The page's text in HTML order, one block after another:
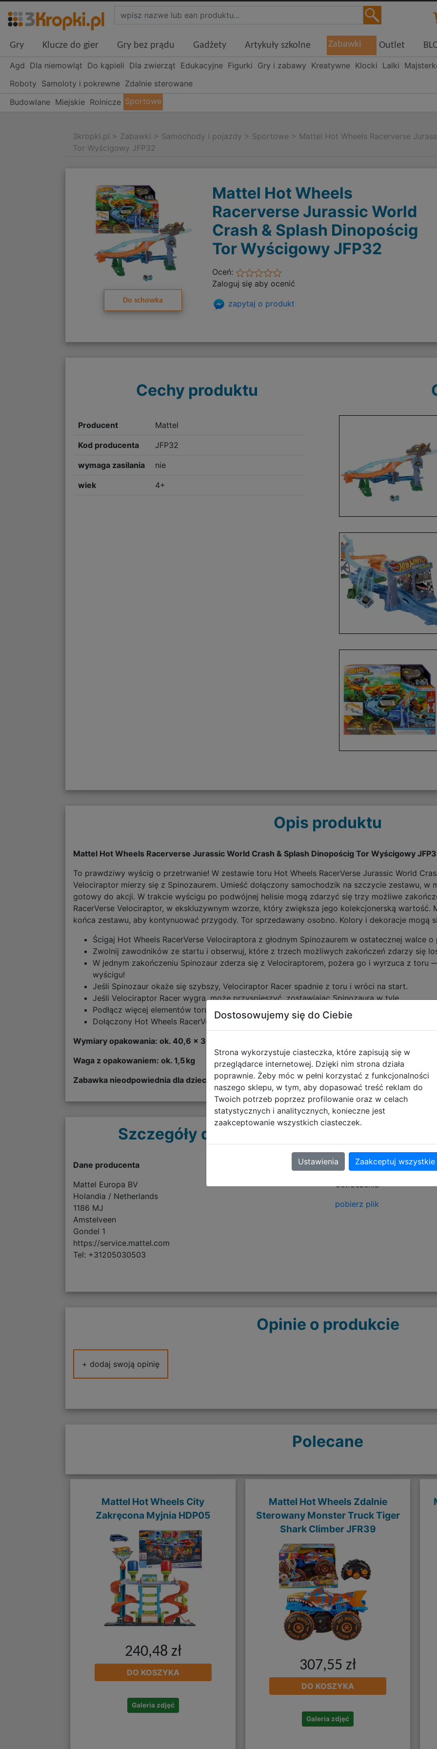
Gry Klucze do gier Gry bez prądu Gadżety Artykuły szkolne Zabawki Outlet
Agd Dla niemowląt Do kąpieli Dla zwierząt Edukacyjne Figurki Gry i zabawy Kreatywne Klocki Lalki
Roboty Samoloty i pokrewne Zdalnie sterowane
Budowlane Miejskie Rolnicze Sportowe
3kropki.pl > Zabawki > Samochody i pojazdy > Sportowe > Mattel Hot Wheels Racerverse
Tor Wyścigowy JFP32
Do schowka
Mattel Hot Wheels
Racerverse Jurassic World
Crash & Splash Dinopościg
Tor Wyścigowy JFP32
Oceń:
Zaloguj się aby ocenić
zapytaj o produkt
Cechy produktu
Producent Mattel
Kod producenta JFP32
wymaga zasilania nie
wiek 4+
Opis produktu
Mattel Hot Wheels Racerverse Jurassic World Crash & Splash Dinopościg Tor Wyścigowy
To prawdziwy wyścig o przetrwanie! W zestawie toru Hot Wheels RacerVerse Jurassic World
Velociraptor mierzy się z Spinozaurem. Umieść dołączony samochodzik na szczycie zestawu, w
gotowy do akcji. W trakcie wyścigu po podwójnej helisie mogą zdarzyć się trzy możliwe
RacerVerse Velociraptor, w ekskluzywnym wzorze, który zwiększa jego kolekcjonerską wartość.
końca zestawu, aby kontynuować przygody. Tor sprzedawany osobno. Kolory i dekoracje mogą
Ścigaj Hot Wheels RacerVerse Velociraptora z głodnym Spinozaurem w ostatecznej walce
Zwolnij zawodników ze startu i obserwuj, które z trzech możliwych zakończeń zdarzy się
W jednym zakończeniu Spinozaur zderza się z Velociraptorem, pożera go i wyrzuca z toru
wyścigu!
Jeśli Spinozaur okaże się szybszy, Velociraptor Racer spadnie z toru i wróci na start.
Jeśli Velociraptor Racer wygra, może przyspieszyć, zostawiając Spinozaura w tyle.
Podłącz więcej elementów toru, aby kontynuować przygody (dodatkowe tory sprzedawane
Dołączony Hot Wheels RacerVerse Velociraptor posiada dekorację, którą można znaleźć
Wymiary opakowania: ok. 40,6 × 30,5 × 9 cm
Waga z opakowaniem: ok. 1,5 kg
Zabawka nieodpowiednia dla dzieci poniżej 3 roku życia.
Szczegóły dotyczące zgodności
Dane producenta
Mattel Europa BV
Holandia / Netherlands
1186 MJ
Amstelveen
Gondel 1
https://service.mattel.com
Tel: +31205030503
Informacje o
Ostrzeżenia
pobierz plik
Opinie o produkcie
+ dodaj swoją opinię
Polecane
Mattel Hot Wheels City
Zakręcona Myjnia HDP05
240,48 zł
DO KOSZYKA
Galeria zdjęć
Mattel Hot Wheels Zdalnie
Sterowany Monster Truck Tiger
Shark Climber JFR39
307,55 zł
DO KOSZYKA
Galeria zdjęć
Dostosowujemy się do Ciebie
Strona wykorzystuje ciasteczka, które zapisują się w
przeglądarce internetowej. Dzięki nim strona działa
poprawnie. Żeby móc w pełni korzystać z funkcjonalności
naszego sklepu, w tym, aby dopasować treść reklam do
Twoich potrzeb poprzez profilowanie oraz w celach
statystycznych i analitycznych, konieczne jest
zaakceptowanie wszystkich ciasteczek.
Ustawienia Zaakceptuj wszystkie